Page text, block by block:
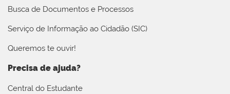
Busca de Documentos e Processos
Serviço de Informação ao Cidadão (SIC)
Queremos te ouvir!
Precisa de ajuda?
Central do Estudante